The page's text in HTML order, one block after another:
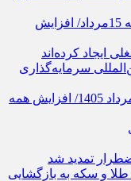
قیمت طلا، دلار و سکه امروز پنجشنبه 15مرداد/ افزایش
سرمایه‌گذاری
قیمت طلا و سکه امروز پنجشنبه 15مرداد 1405/ افزایش همه
تمدید شد
و سکه به بازگشایی